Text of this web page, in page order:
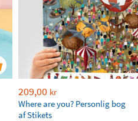
209,00 kr
Where are you? Personlig bog
af Stikets